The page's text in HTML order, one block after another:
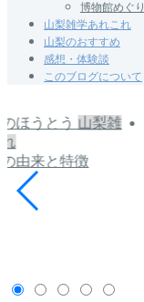
博物館めぐり
山梨雑学あれこれ
山梨のおすすめ
感想・体験談
このブログについて
山梨雑
由来と特徴